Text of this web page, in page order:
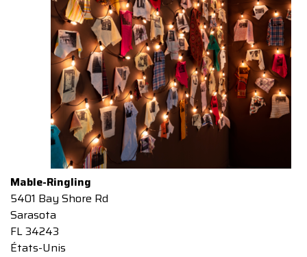
Mable-Ringling
5401 Bay Shore Rd
Sarasota
FL 34243
États-Unis